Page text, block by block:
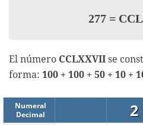
277 =
El número CCLXXVII se
forma: 100 + 100 + 50 + 10 +
Numeral
Decimal
2